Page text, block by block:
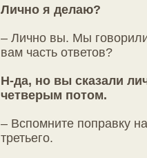
Лично я делаю?
– Лично вы. Мы
вам часть ответов?
Н-да, но вы сказали
четверым потом.
– Вспомните поправку
третьего.